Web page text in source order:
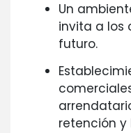
Un
invita a los
futuro.
retención